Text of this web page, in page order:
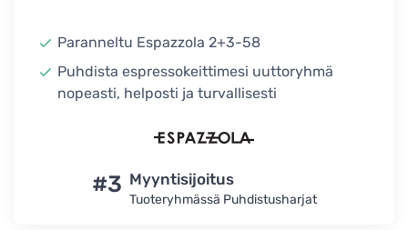
Paranneltu Espazzola 2+3-58
Puhdista espressokeittimesi uuttoryhmä
nopeasti, helposti ja turvallisesti
#3 Myyntisijoitus
Tuoteryhmässä Puhdistusharjat